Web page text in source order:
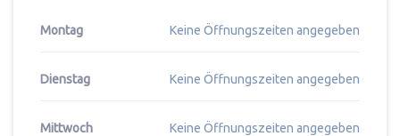
Montag Keine Öffnungszeiten angegeben
Dienstag Keine Öffnungszeiten angegeben
Mittwoch Keine Öffnungszeiten angegeben